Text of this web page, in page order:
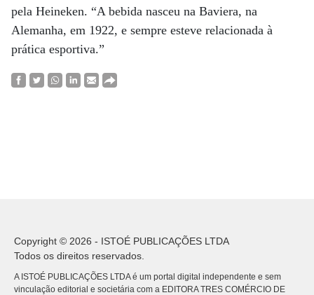
pela Heineken. “A bebida nasceu na Baviera, na
Alemanha, em 1922, e sempre esteve relacionada à
prática esportiva.”
Copyright © 2026 - ISTOÉ PUBLICAÇÕES LTDA
Todos os direitos reservados.
A ISTOÉ PUBLICAÇÕES LTDA é um portal digital independente e sem
vinculação editorial e societária com a EDITORA TRES COMÉRCIO DE